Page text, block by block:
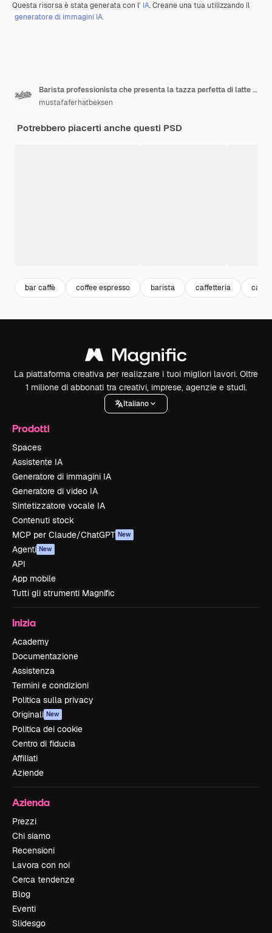
Questa risorsa è stata generata con l' IA. Creane una tua utilizzando il
generatore di immagini IA.
Barista professionista che presenta la tazza perfetta di latte art
mustafaferhatbeksen
Potrebbero piacerti anche questi PSD
bar caffè coffee espresso barista caffetteria
La piattaforma creativa per realizzare i tuoi migliori lavori. Oltre
1 milione di abbonati tra creativi, imprese, agenzie e studi.
Italiano
Prodotti
Spaces
Assistente IA
Generatore di immagini IA
Generatore di video IA
Sintetizzatore vocale IA
Contenuti stock
MCP per Claude/ChatGPT New
Agenti New
API
App mobile
Tutti gli strumenti Magnific
Inizia
Academy
Documentazione
Assistenza
Termini e condizioni
Politica sulla privacy
Originali New
Politica dei cookie
Centro di fiducia
Affiliati
Aziende
Azienda
Prezzi
Chi siamo
Recensioni
Lavora con noi
Cerca tendenze
Blog
Eventi
Slidesgo